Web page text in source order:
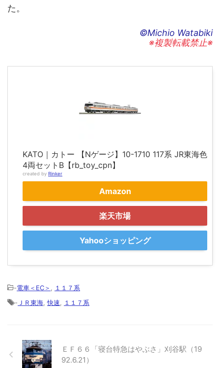
た。
©Michio Watabiki
※複製転載禁止※
KATO｜カトー 【Nゲージ】10-1710 117系 JR東海色
4両セットB【rb_toy_cpn】
created by Rinker
Amazon
楽天市場
Yahooショッピング
-電車＜EC＞
１１７系
- ＪＲ東海 ,快速 １１７系
ＥＦ６６「寝台特急はやぶさ」刈谷駅（19
92.6.21）